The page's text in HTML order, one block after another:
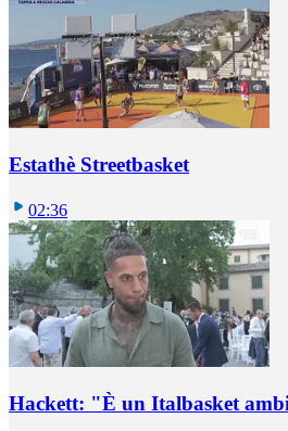
Estathè Streetbasket
02:36
Hackett: "È un Italbasket